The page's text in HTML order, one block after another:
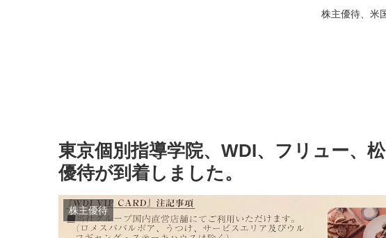
株主優待、米
東京個別指導学院、WDI、フリュー、
優待が到着しました。
株主優待